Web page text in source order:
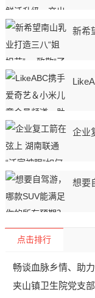
新希
企业
想要
点击排行
畅谈血脉乡情、助
夹山镇卫生院党支